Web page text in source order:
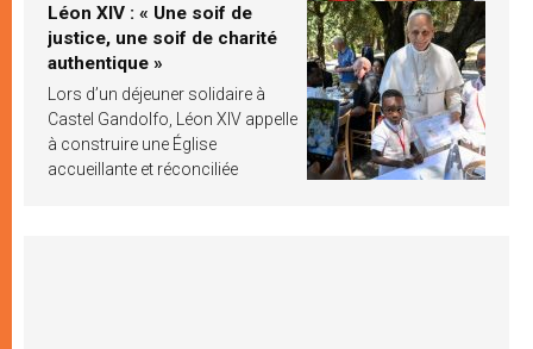
Léon XIV : « Une soif de
justice, une soif de charité
authentique »
Lors d’un déjeuner solidaire à
Castel Gandolfo, Léon XIV appelle
à construire une Église
accueillante et réconciliée